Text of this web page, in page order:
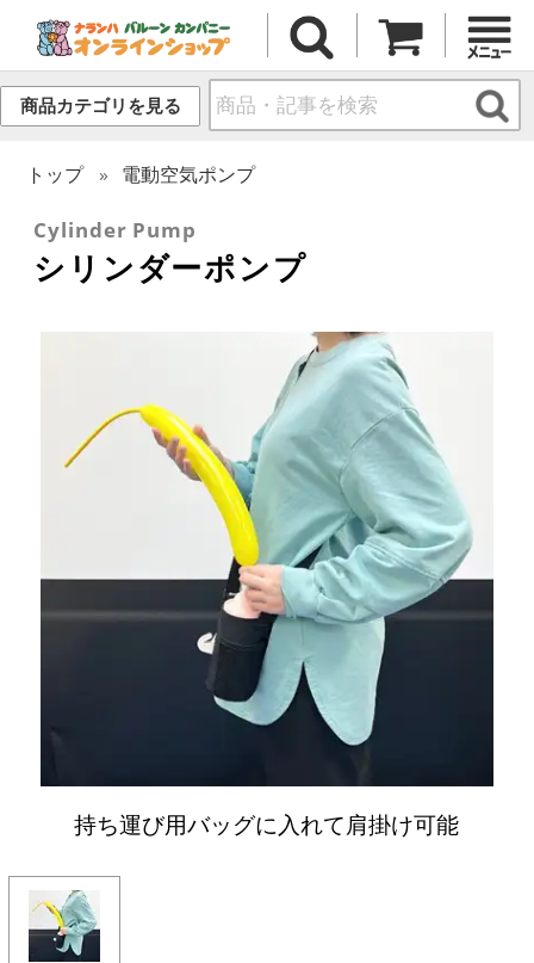
商品カテゴリを見る
トップ 電動空気ポンプ
Cylinder Pump
シリンダーポンプ
持ち運び用バッグに入れて肩掛け可能